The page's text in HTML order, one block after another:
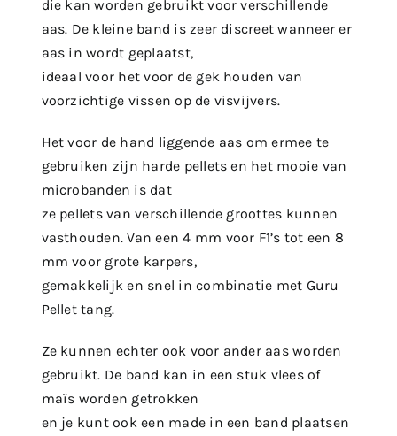
die kan worden gebruikt voor verschillende
aas. De kleine band is zeer discreet wanneer er
aas in wordt geplaatst,
ideaal voor het voor de gek houden van
voorzichtige vissen op de visvijvers.
Het voor de hand liggende aas om ermee te
gebruiken zijn harde pellets en het mooie van
microbanden is dat
ze pellets van verschillende groottes kunnen
vasthouden. Van een 4 mm voor F1’s tot een 8
mm voor grote karpers,
gemakkelijk en snel in combinatie met Guru
Pellet tang.
Ze kunnen echter ook voor ander aas worden
gebruikt. De band kan in een stuk vlees of
maïs worden getrokken
en je kunt ook een made in een band plaatsen